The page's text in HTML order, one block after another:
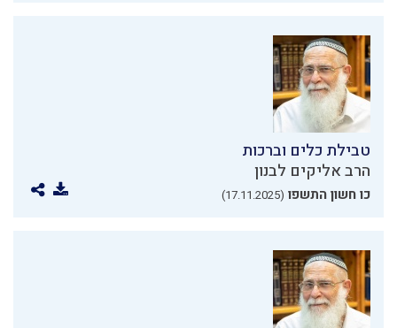
טבילת כלים וברכות
הרב אליקים לבנון
כו חשון התשפו (17.11.2025)